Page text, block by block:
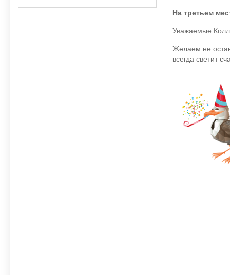
На третьем
Уважаемые
Желаем не
всегда светит